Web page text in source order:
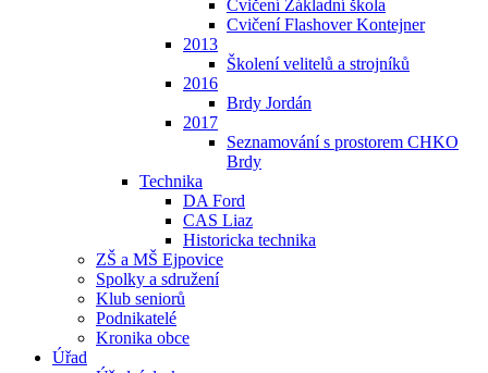
Cvičení Základní škola
Cvičení Flashover Kontejner
2013
Školení velitelů a strojníků
2016
Brdy Jordán
2017
Seznamování s prostorem CHKO
Brdy
Technika
DA Ford
CAS Liaz
Historicka technika
ZŠ a MŠ Ejpovice
Spolky a sdružení
Klub seniorů
Podnikatelé
Kronika obce
Úřad